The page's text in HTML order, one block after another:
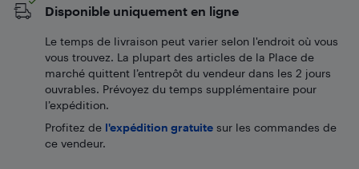
Disponible uniquement en ligne
Le temps de livraison peut varier selon l'endroit où vous
vous trouvez. La plupart des articles de la Place de
marché quittent l’entrepôt du vendeur dans les 2 jours
ouvrables. Prévoyez du temps supplémentaire pour
l’expédition.
Profitez de l'expédition gratuite sur les commandes de
ce vendeur.